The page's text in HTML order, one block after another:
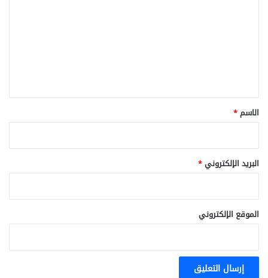
*
الاسم*
البريد الإلكتروني*
الموقع الإلكتروني